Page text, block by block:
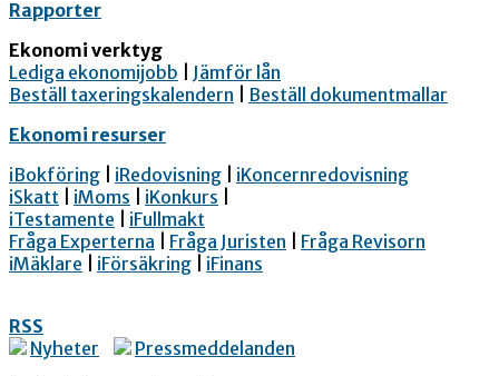
Rapporter
Ekonomi verktyg
Lediga ekonomijobb
Jämför lån
Beställ taxeringskalendern
Beställ dokumentmallar
Ekonomi resurser
iBokföring
iRedovisning
iKoncernredovisning
iSkatt
iMoms iKonkurs
iTestamente
iFullmakt
Fråga Experterna
Fråga Juristen
Fråga Revisorn
iMäklare
iFörsäkring iFinans
RSS
Nyheter
Pressmeddelanden